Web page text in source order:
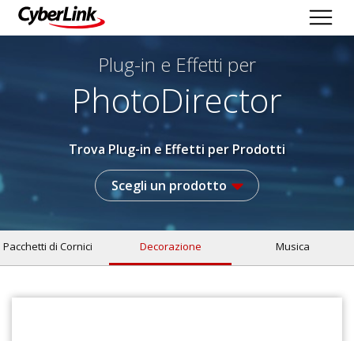
Plug-in e Effetti per
PhotoDirector
Trova Plug-in e Effetti per Prodotti
Scegli un prodotto
Pacchetti di Cornici Decorazione Musica